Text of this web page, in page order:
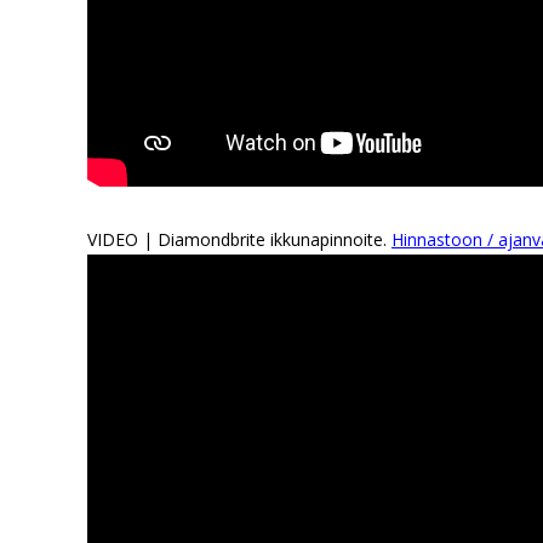
VIDEO | Diamondbrite ikkunapinnoite. Hinnastoon /